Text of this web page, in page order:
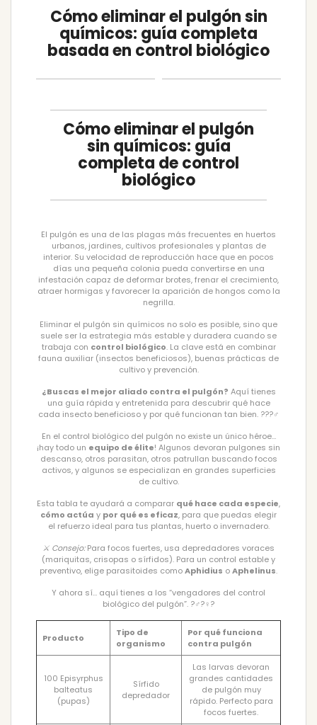
Cómo eliminar el pulgón sin
químicos: guía completa
basada en control biológico
Cómo eliminar el pulgón
sin químicos: guía
completa de control
biológico
El pulgón es una de las plagas más frecuentes en huertos
urbanos, jardines, cultivos profesionales y plantas de
interior. Su velocidad de reproducción hace que en pocos
días una pequeña colonia pueda convertirse en una
infestación capaz de deformar brotes, frenar el crecimiento,
atraer hormigas y favorecer la aparición de hongos como la
negrilla.
Eliminar el pulgón sin químicos no solo es posible, sino que
suele ser la estrategia más estable y duradera cuando se
trabaja con control biológico. La clave está en combinar
fauna auxiliar (insectos beneficiosos), buenas prácticas de
cultivo y prevención.
¿Buscas el mejor aliado contra el pulgón? Aquí tienes
una guía rápida y entretenida para descubrir qué hace
cada insecto beneficioso y por qué funcionan tan bien. ???️‍♂️
En el control biológico del pulgón no existe un único héroe…
¡hay todo un equipo de élite! Algunos devoran pulgones sin
descanso, otros parasitan, otros patrullan buscando focos
activos, y algunos se especializan en grandes superficies
de cultivo.
Esta tabla te ayudará a comparar qué hace cada especie,
cómo actúa y por qué es eficaz, para que puedas elegir
el refuerzo ideal para tus plantas, huerto o invernadero.
⚔️ Consejo:Para focos fuertes, usa depredadores voraces
(mariquitas, crisopas o sírfidos). Para un control estable y
preventivo, elige parasitoides comoAphidius oAphelinus.
Y ahora sí… aquí tienes a los “vengadores del control
biológico del pulgón”. ?‍♂️?‍♀️?
Producto
Tipo de
organismo
Por qué funciona
contra pulgón
100 Episyrphus
balteatus
(pupas)
Sírfido
depredador
Las larvas devoran
grandes cantidades
de pulgón muy
rápido. Perfecto para
focos fuertes.